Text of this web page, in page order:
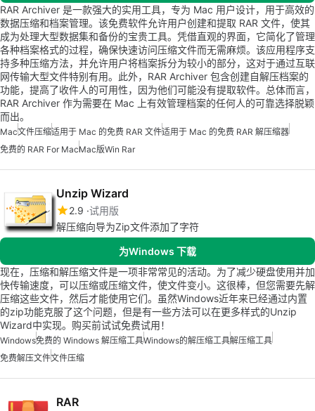
RAR Archiver 是一款强大的实用工具，专为 Mac 用户设计，用于高效的
数据压缩和档案管理。该免费软件允许用户创建和提取 RAR 文件，使其
成为处理大型数据集和备份的宝贵工具。凭借直观的界面，它简化了管理
各种档案格式的过程，确保快速访问压缩文件而无需麻烦。该应用程序支
持多种压缩方法，并允许用户将档案拆分为较小的部分，这对于通过互联
网传输大型文件特别有用。此外，RAR Archiver 包含创建自解压档案的
功能，提高了收件人的可用性，因为他们可能没有提取软件。总体而言，
RAR Archiver 作为需要在 Mac 上有效管理档案的任何人的可靠选择脱颖
而出。
Mac文件压缩适用于 Mac 的免费 RAR 文件适用于 Mac 的免费 RAR 解压缩器
免费的 RAR For MacMac版win Rar
Unzip Wizard
2.9 试用版
解压缩向导为Zip文件添加了字符
为Windows 下载
现在，压缩和解压缩文件是一项非常常见的活动。为了减少硬盘使用并加
快传输速度，可以压缩或压缩文件，使文件变小。这很棒，但您需要先解
压缩这些文件，然后才能使用它们。虽然Windows近年来已经通过内置
的zip功能克服了这个问题，但是有一些方法可以在更多样式的Unzip
Wizard中实现。购买前试试免费试用！
Windows免费的 Windows 解压缩工具Windows的解压缩工具解压缩工具
免费解压文件文件压缩
RAR